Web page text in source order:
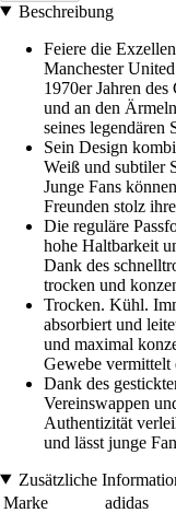
Beschreibung
Feiere die
Manchester
1970er Jahren
und an den
seines legendären
Sein Design
Weiß und subtiler
Junge Fans
Freunden stolz
Die reguläre
hohe Haltbarkeit
Dank des
trocken und
Trocken. Kühl.
absorbiert und
und maximal
Gewebe vermittelt
Dank des
Vereinswappen
Authentizität
und lässt junge
Zusätzliche
Marke
adidas